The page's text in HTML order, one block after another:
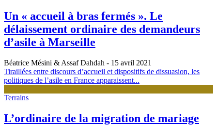
Un « accueil à bras fermés ». Le
délaissement ordinaire des demandeurs
d’asile à Marseille
Béatrice Mésini & Assaf Dahdah - 15 avril 2021
Tiraillées entre discours d’accueil et dispositifs de dissuasion, les
politiques de l’asile en France apparaissent...
Terrains
L’ordinaire de la migration de mariage